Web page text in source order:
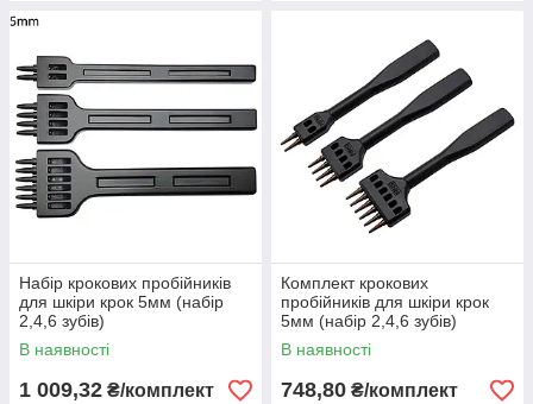
Набір крокових пробійників
для шкіри крок 5мм (набір
2,4,6 зубів)
В наявності
1 009,32 ₴/комплект
Комплект крокових
пробійників для шкіри крок
5мм (набір 2,4,6 зубів)
В наявності
748,80 ₴/комплект